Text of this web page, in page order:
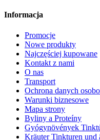
Informacja
Promocje
Nowe produkty
Najczęściej kupowane
Kontakt z nami
O nas
Transport
Ochrona danych
Warunki biznesowe
Mapa strony
Byliny a Proteíny
Gyógynövények
Kräuter Tinkturen und